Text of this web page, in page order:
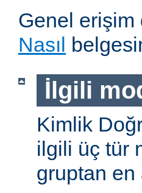
Genel erişim
Nasıl
İlgili
Kimlik
ilgili üç tür
gruptan